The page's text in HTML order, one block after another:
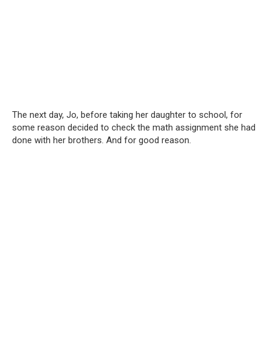
The next day, Jo, before taking her daughter to school, for
some reason decided to check the math assignment she had
done with her brothers. And for good reason.